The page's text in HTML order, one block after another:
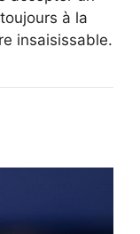
à la
insaisissable.